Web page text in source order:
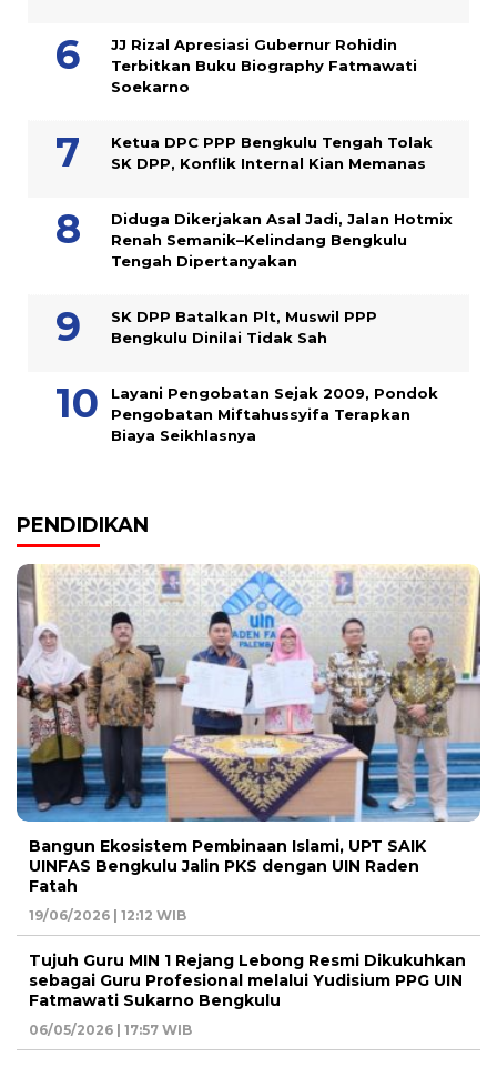
JJ Rizal Apresiasi Gubernur Rohidin
Terbitkan Buku Biography Fatmawati
Soekarno
Ketua DPC PPP Bengkulu Tengah Tolak
SK DPP, Konflik Internal Kian Memanas
Diduga Dikerjakan Asal Jadi, Jalan Hotmix
Renah Semanik–Kelindang Bengkulu
Tengah Dipertanyakan
SK DPP Batalkan Plt, Muswil PPP
Bengkulu Dinilai Tidak Sah
Layani Pengobatan Sejak 2009, Pondok
Pengobatan Miftahussyifa Terapkan
Biaya Seikhlasnya
PENDIDIKAN
Bangun Ekosistem Pembinaan Islami, UPT SAIK
UINFAS Bengkulu Jalin PKS dengan UIN Raden
Fatah
19/06/2026 | 12:12 WIB
Tujuh Guru MIN 1 Rejang Lebong Resmi Dikukuhkan
sebagai Guru Profesional melalui Yudisium PPG UIN
Fatmawati Sukarno Bengkulu
06/05/2026 | 17:57 WIB